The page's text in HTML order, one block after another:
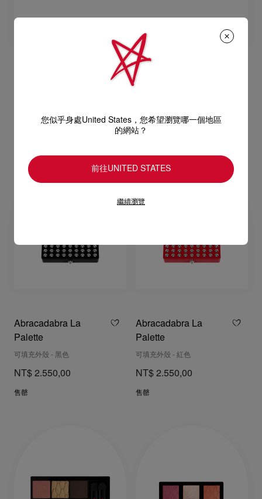
Abracadabra Duo Strass
NT$ 1.980,00
Abracadabra La
Palette
可填充外殼 - 黑色
NT$ 2.550,00
售罄
Abracadabra La
Palette
可填充外殼 - 紅色
NT$ 2.550,00
售罄
您似乎身處United States，您希望瀏覽哪一個地區
的網站？
前往UNITED STATES
繼續瀏覽